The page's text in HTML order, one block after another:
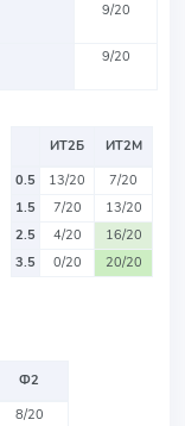
9/20
9/20
ИТ2Б
ИТ2М
0.5
13/20
7/20
1.5
7/20
13/20
2.5
4/20
16/20
3.5
0/20 20/20
Ф2
8/20